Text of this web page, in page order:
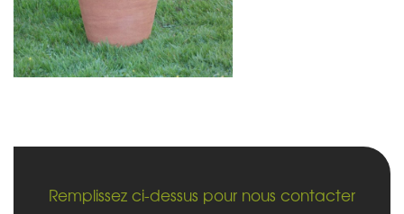
Remplissez ci-dessus pour nous contacter